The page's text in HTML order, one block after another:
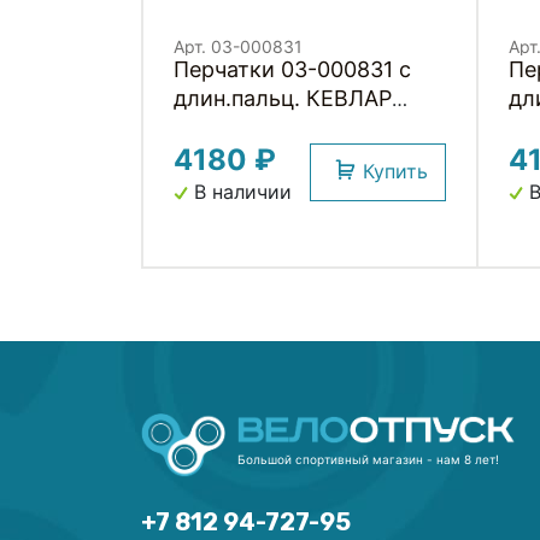
Арт. 03-000831
Перчатки 03-000831 с
длин.пальц. КЕВЛАР
RESISTANCE для BMX и
других экстримальнх
4180 ₽
В наличии
Купить
В
Большой спортивный магазин - нам 8 лет!
+7 812 94-727-95